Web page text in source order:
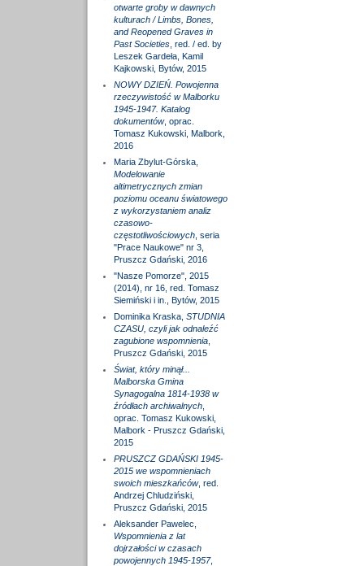
otwarte groby w dawnych
kulturach / Limbs, Bones,
and Reopened Graves in
Past Societies, red. / ed. by
Leszek Gardeła, Kamil
Kajkowski, Bytów, 2015
NOWY DZIEŃ. Powojenna
rzeczywistość w Malborku
1945-1947. Katalog
dokumentów, oprac.
Tomasz Kukowski, Malbork,
2016
Maria Zbylut-Górska,
Modelowanie
altimetrycznych zmian
poziomu oceanu światowego
z wykorzystaniem analiz
czasowo-
częstotliwościowych, seria
"Prace Naukowe" nr 3,
Pruszcz Gdański, 2016
"Nasze Pomorze", 2015
(2014), nr 16, red. Tomasz
Siemiński i in., Bytów, 2015
Dominika Kraska, STUDNIA
CZASU, czyli jak odnaleźć
zagubione wspomnienia,
Pruszcz Gdański, 2015
Świat, który minął...
Malborska Gmina
Synagogalna 1814-1938 w
źródłach archiwalnych,
oprac. Tomasz Kukowski,
Malbork - Pruszcz Gdański,
2015
PRUSZCZ GDAŃSKI 1945-
2015 we wspomnieniach
swoich mieszkańców, red.
Andrzej Chludziński,
Pruszcz Gdański, 2015
Aleksander Pawelec,
Wspomnienia z lat
dojrzałości w czasach
powojennych 1945-1957,